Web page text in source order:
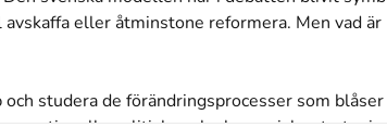
eller åtminstone reformera. Men vad är
studera de förändrings­processer som
rationella politiska och ekonomiska strategier